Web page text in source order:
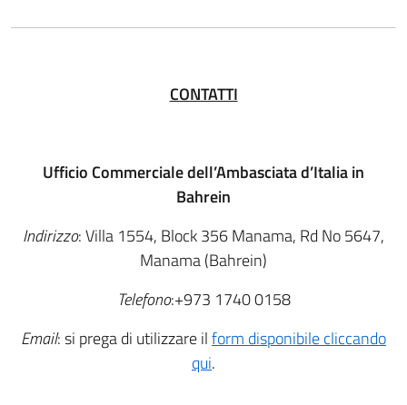
CONTATTI
Ufficio Commerciale dell’Ambasciata d’Italia in
Bahrein
Indirizzo: Villa 1554, Block 356 Manama, Rd No 5647,
Manama (Bahrein)
Telefono:+973 1740 0158
Email: si prega di utilizzare ilform disponibile cliccando
qui.